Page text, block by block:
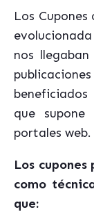
Los
nos
que
portales web.
Los cupones
como
que: